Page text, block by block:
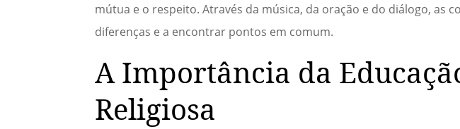
mútua e o respeito. Através da música, da oração e do diálogo, as
diferenças e a encontrar pontos em comum.
A Importância da
Religiosa